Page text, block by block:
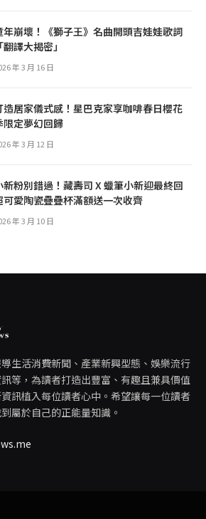
年崩壞！《獅子王》名曲開頭吉娃娃歌詞
「翻譯大揭密」
年 3 月 16 日
造居家儀式感！星巴克家享咖啡春日櫻花
限定夢幻回歸
年 3 月 12 日
新粉別錯過！藏壽司 X 蠟筆小新迎最終回
可愛陶瓷疊疊杯滿額送一次收齊
年 3 月 10 日
生活消費新聞、產業新興型態、娛樂流行
等，為讀者打造出豐富、有趣且兼具價值
訊植入每位讀者心中。希望讓每一位讀者
屬於自己的正能量知識。